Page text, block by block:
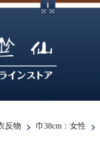
反物 巾38cm：女性